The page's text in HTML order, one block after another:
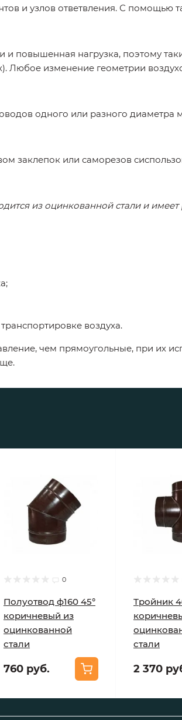
и узлов ответвления. С помощью
повышенная нагрузка, поэтому
Любое изменение геометрии
одного или разного диаметра
заклепок или саморезов
из оцинкованной стали и
воздуха.
чем прямоугольные, при их
0
Полуотвод ф160 45°
коричневый из
оцинкованной
стали
760 руб.
Тройник
стали
2 370